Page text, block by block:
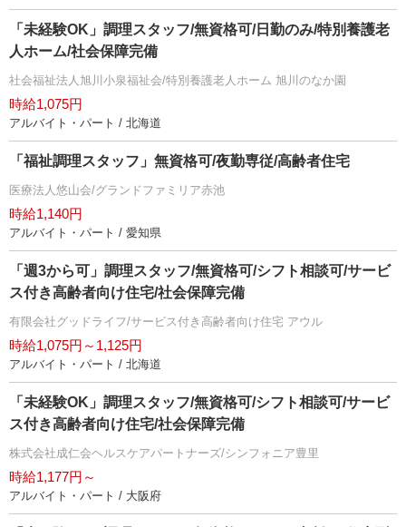
「未経験OK」調理スタッフ/無資格可/日勤のみ/特別養護老
人ホーム/社会保障完備
社会福祉法人旭川小泉福祉会/特別養護老人ホーム 旭川のなか園
時給1,075円
アルバイト・パート / 北海道
「福祉調理スタッフ」無資格可/夜勤専従/高齢者住宅
医療法人悠山会/グランドファミリア赤池
時給1,140円
アルバイト・パート / 愛知県
「週3から可」調理スタッフ/無資格可/シフト相談可/サービ
ス付き高齢者向け住宅/社会保障完備
有限会社グッドライフ/サービス付き高齢者向け住宅 アウル
時給1,075円～1,125円
アルバイト・パート / 北海道
「未経験OK」調理スタッフ/無資格可/シフト相談可/サービ
ス付き高齢者向け住宅/社会保障完備
株式会社成仁会ヘルスケアパートナーズ/シンフォニア豊里
時給1,177円～
アルバイト・パート / 大阪府